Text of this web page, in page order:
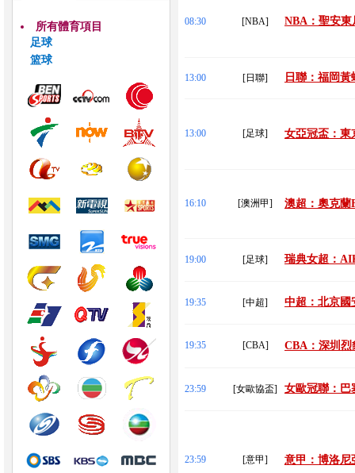
所有體育項目
足球
篮球
08:30 [NBA] NBA：聖安東
13:00 [日聯] 日聯：福岡
13:00 [足球] 女亞冠盃：東
16:10 [澳洲甲] 澳超：奧克蘭
19:00 [足球] 瑞典女超：
19:35 [中超] 中超：北京國
19:35 [CBA] CBA：深圳烈
23:59 [女歐協盃] 女歐冠聯：巴
23:59 [意甲] 意甲：博洛尼